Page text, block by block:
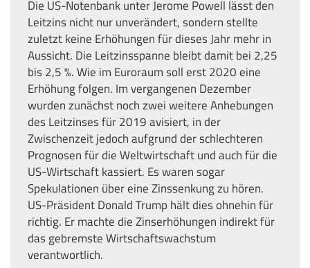
Die US-Notenbank unter Jerome Powell lässt den
Leitzins nicht nur unverändert, sondern stellte
zuletzt keine Erhöhungen für dieses Jahr mehr in
Aussicht. Die Leitzinsspanne bleibt damit bei 2,25
bis 2,5 %. Wie im Euroraum soll erst 2020 eine
Erhöhung folgen. Im vergangenen Dezember
wurden zunächst noch zwei weitere Anhebungen
des Leitzinses für 2019 avisiert, in der
Zwischenzeit jedoch aufgrund der schlechteren
Prognosen für die Weltwirtschaft und auch für die
US-Wirtschaft kassiert. Es waren sogar
Spekulationen über eine Zinssenkung zu hören.
US-Präsident Donald Trump hält dies ohnehin für
richtig. Er machte die Zinserhöhungen indirekt für
das gebremste Wirtschaftswachstum
verantwortlich.